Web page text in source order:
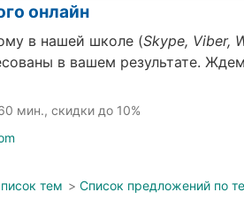
онлайн
в нашей школе (Skype, Viber,
в вашем результате.
мин., скидки до 10%
тем > Список предложений по